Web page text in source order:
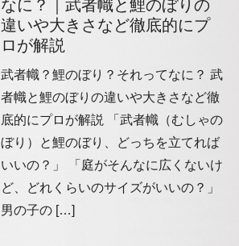
なに？｜武者幟と鯉のぼりの
違いや大きさなど徹底的にプ
ロが解説
武者幟？鯉のぼり？それってなに？ 武
者幟と鯉のぼりの違いや大きさなど徹
底的にプロが解説 「武者幟（むしゃの
ぼり）と鯉のぼり、どっちを立てれば
いいの？」 「庭がそんなに広くないけ
ど、どれくらいのサイズがいいの？」
男の子の […]